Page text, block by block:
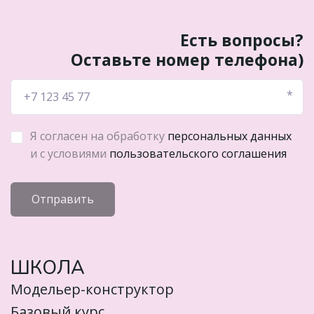
Есть вопросы?
Оставьте номер телефона)
*
Я согласен на обработку персональных данных
и с условиями пользовательского соглашения
Отправить
ШКОЛА
Модельер-конструктор